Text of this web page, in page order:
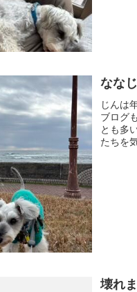
なな
じんは
ブログ
とも多
たちを
壊れ